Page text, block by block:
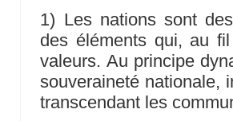
1) Les nations sont
des éléments qui, au
valeurs. Au principe
souveraineté nationale,
transcendant les